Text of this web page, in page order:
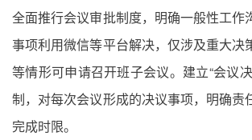
全面推行会议审批制度，明确一般性工作
事项利用微信等平台解决，仅涉及重大决
等情形可申请召开班子会议。建立“会议
制，对每次会议形成的决议事项，明确责
完成时限。